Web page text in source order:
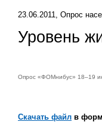
23.06.2011, Опрос
Уровень
Опрос «ФОМнибус» 18–19
Скачать файл в